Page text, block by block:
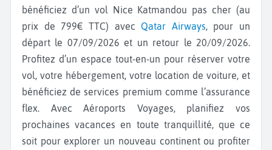
bénéficiez d’un vol Nice Katmandou pas cher (au
prix de 799€ TTC) avec Qatar Airways, pour un
départ le 07/09/2026 et un retour le 20/09/2026.
Profitez d’un espace tout-en-un pour réserver votre
vol, votre hébergement, votre location de voiture, et
bénéficiez de services premium comme l’assurance
flex. Avec Aéroports Voyages, planifiez vos
prochaines vacances en toute tranquillité, que ce
soit pour explorer un nouveau continent ou profiter